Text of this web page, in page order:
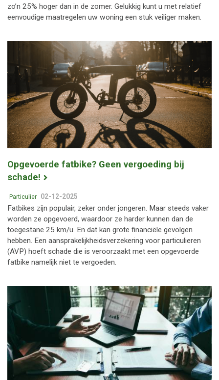
zo’n 25% hoger dan in de zomer. Gelukkig kunt u met relatief
eenvoudige maatregelen uw woning een stuk veiliger maken.
Opgevoerde fatbike? Geen vergoeding bij
schade!
Particulier 02-12-2025
Fatbikes zijn populair, zeker onder jongeren. Maar steeds vaker
worden ze opgevoerd, waardoor ze harder kunnen dan de
toegestane 25 km/u. En dat kan grote financiële gevolgen
hebben. Een aansprakelijkheidsverzekering voor particulieren
(AVP) hoeft schade die is veroorzaakt met een opgevoerde
fatbike namelijk niet te vergoeden.